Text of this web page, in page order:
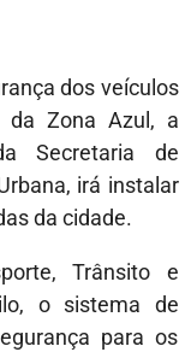
dos veículos
da Zona Azul, a
Secretaria de
irá instalar
da cidade.
Trânsito e
o sistema de
para os